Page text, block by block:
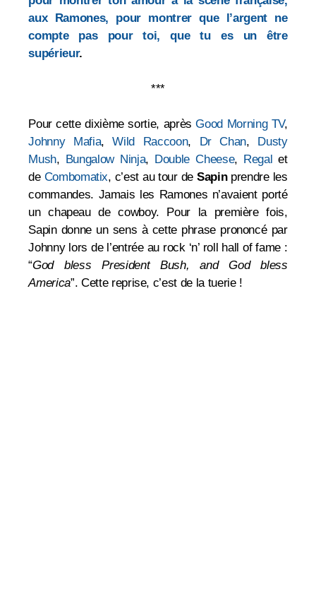
aux Ramones, pour montrer que l’argent ne
compte pas pour toi, que tu es un être
supérieur.
***
Pour cette dixième sortie, aprèsGood Morning TV,
Johnny Mafia,Wild Raccoon, Dr Chan,
Dusty
Mush, Bungalow Ninja, Double Cheese, Regal et
de Combomatix, c’est au tour de Sapinprendre les
commandes. Jamais les Ramones n’avaient porté
un chapeau de cowboy. Pour la première fois,
Sapin donne un sens à cette phrase prononcé par
Johnny lors de l’entrée au rock ‘n’ roll hall of fame :
“God bless President Bush, and God bless
America”. Cette reprise, c’est de la tuerie !